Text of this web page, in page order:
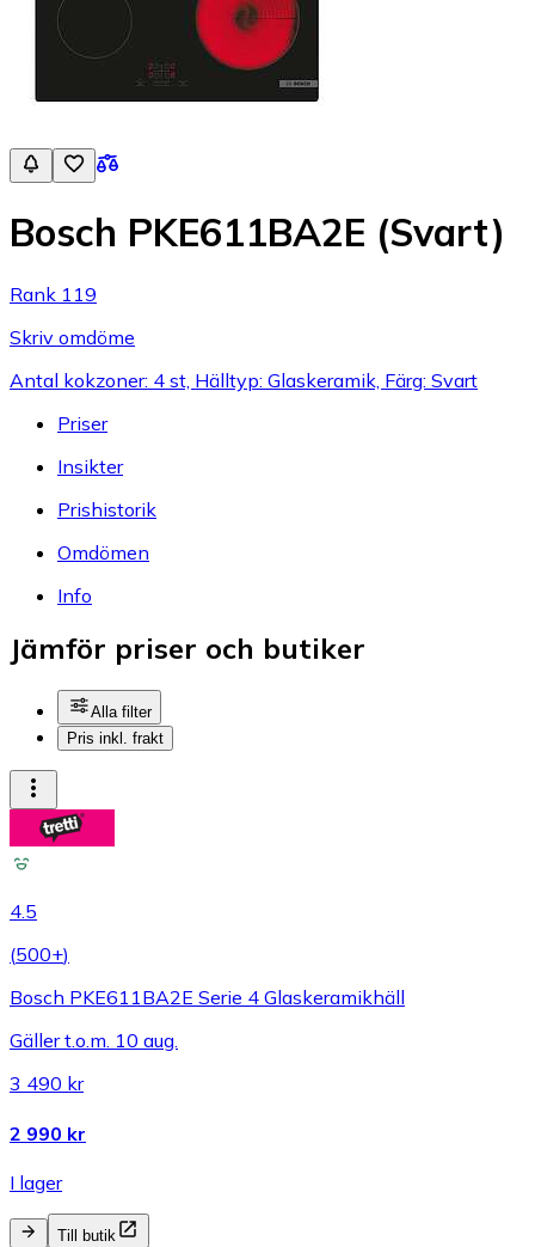
Bosch PKE611BA2E (Svart)
Rank 119
Skriv omdöme
Antal kokzoner: 4 st, Hälltyp: Glaskeramik, Färg: Svart
Priser
Insikter
Prishistorik
Omdömen
Info
Jämför priser och butiker
Alla filter
Pris inkl. frakt
4.5
(500+)
Bosch PKE611BA2E Serie 4 Glaskeramikhäll
Gäller t.o.m. 10 aug.
3 490 kr
2 990 kr
I lager
Till butik